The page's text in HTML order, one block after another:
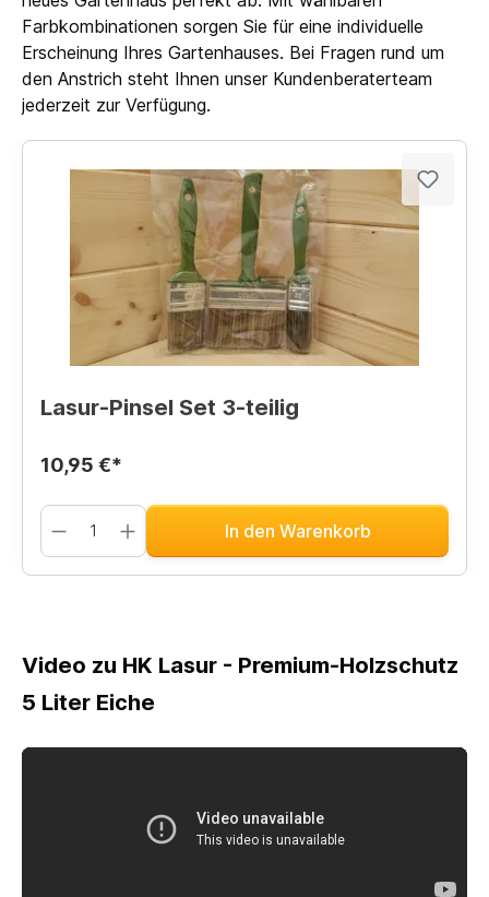
Farbkombinationen sorgen Sie für eine individuelle
Erscheinung Ihres Gartenhauses. Bei Fragen rund um
den Anstrich steht Ihnen unser Kundenberaterteam
jederzeit zur Verfügung.
Lasur-Pinsel Set 3-teilig
10,95 €*
In den Warenkorb
Video zu HK Lasur - Premium-Holzschutz
5 Liter Eiche